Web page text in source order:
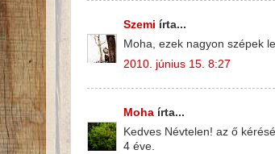
Szemi írta...
Moha, ezek nagyon szépek
2010. június 15. 8:27
Moha írta...
Kedves Névtelen! az ő
4 éve.